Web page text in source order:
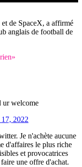
de SpaceX, a affirmé
anglais de football de
ur welcome
2022
Je n'achète aucune
d'affaires le plus riche
et provocatrices
une offre d'achat.